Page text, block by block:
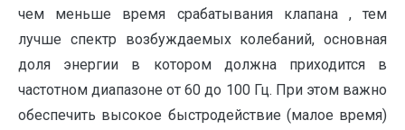
чем меньше время срабатывания клапана , тем
лучше спектр возбуждаемых колебаний, основная
доля энергии в котором должна приходится в
частотном диапазоне от 60 до 100 Гц. При этом важно
обеспечить высокое быстродействие (малое время)